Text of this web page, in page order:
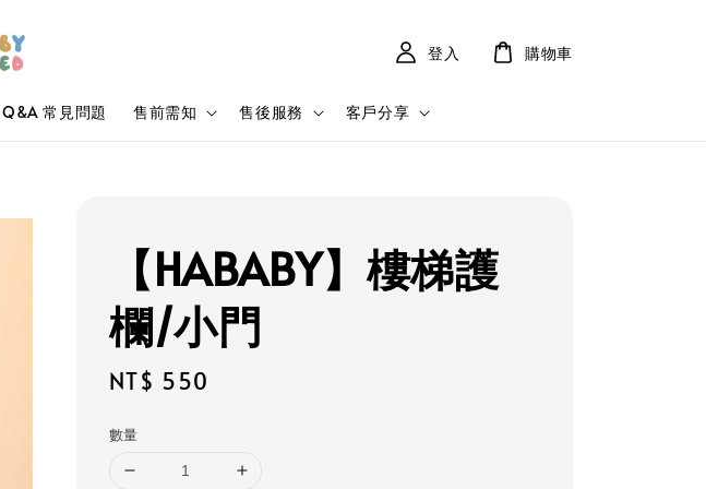
Q&A 常見問題 售前需知 售後服務 客戶分享
登入 購物車
【HABABY】樓梯護
欄/小門
Regular
NT$ 550
數量